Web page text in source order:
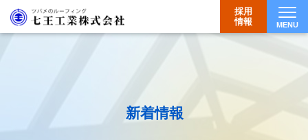
MENU
採用
情報
新着情報